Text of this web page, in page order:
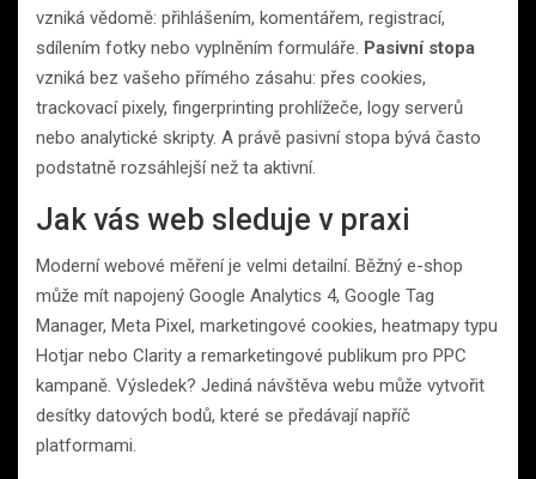
vzniká vědomě: přihlášením, komentářem, registrací,
sdílením fotky nebo vyplněním formuláře. Pasivní stopa
vzniká bez vašeho přímého zásahu: přes cookies,
trackovací pixely, fingerprinting prohlížeče, logy serverů
nebo analytické skripty. A právě pasivní stopa bývá často
podstatně rozsáhlejší než ta aktivní.
Jak vás web sleduje v praxi
Moderní webové měření je velmi detailní. Běžný e-shop
může mít napojený Google Analytics 4, Google Tag
Manager, Meta Pixel, marketingové cookies, heatmapy typu
Hotjar nebo Clarity a remarketingové publikum pro PPC
kampaně. Výsledek? Jediná návštěva webu může vytvořit
desítky datových bodů, které se předávají napříč
platformami.